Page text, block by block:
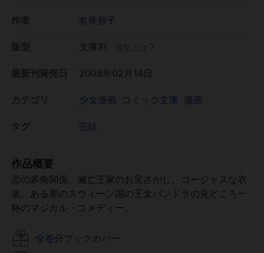
名香智子
文庫判
2008年02月14日
少女漫画 コミック文庫 漫画
完結
作品概要
恋の多角関係、滅亡王家のお宝さがし、ゴージャスな衣
装。ある星のスウィーン国の王女パンドラの見どころ一
杯のマジカル・コメディー。
全巻分ブックカバー